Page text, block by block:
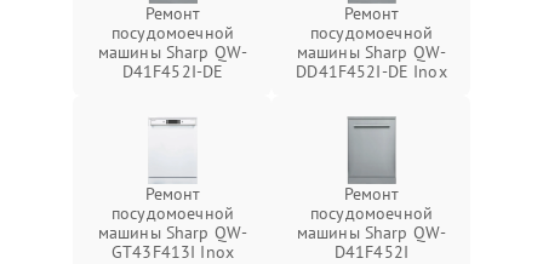
Ремонт
посудомоечной
машины Sharp QW-
D41F452I-DE
Ремонт
посудомоечной
машины Sharp QW-
DD41F452I-DE Inox
Ремонт
посудомоечной
машины Sharp QW-
GT43F413I Inox
Ремонт
посудомоечной
машины Sharp QW-
D41F452I